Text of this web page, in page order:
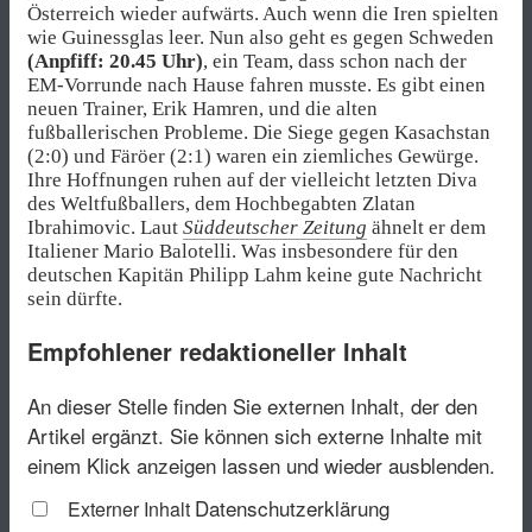
Österreich wieder aufwärts. Auch wenn die Iren spielten
wie Guinessglas leer. Nun also geht es gegen Schweden
(Anpfiff: 20.45 Uhr), ein Team, dass schon nach der
EM-Vorrunde nach Hause fahren musste. Es gibt einen
neuen Trainer, Erik Hamren, und die alten
fußballerischen Probleme. Die Siege gegen Kasachstan
(2:0) und Färöer (2:1) waren ein ziemliches Gewürge.
Ihre Hoffnungen ruhen auf der vielleicht letzten Diva
des Weltfußballers, dem Hochbegabten Zlatan
Ibrahimovic. Laut Süddeutscher Zeitung ähnelt er dem
Italiener Mario Balotelli. Was insbesondere für den
deutschen Kapitän Philipp Lahm keine gute Nachricht
sein dürfte.
Empfohlener redaktioneller Inhalt
An dieser Stelle finden Sie externen Inhalt, der den
Artikel ergänzt. Sie können sich externe Inhalte mit
einem Klick anzeigen lassen und wieder ausblenden.
Externer Inhalt Datenschutzerklärung